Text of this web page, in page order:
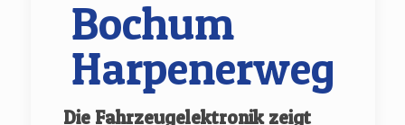
Bochum
Harpenerweg
Die Fahrzeugelektronik zeigt